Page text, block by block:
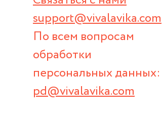
support@vivalavika.com
По всем вопросам
обработки
персональных данных:
pd@vivalavika.com